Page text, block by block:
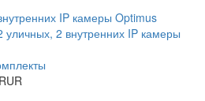
уличных, 2 внутренних IP камеры